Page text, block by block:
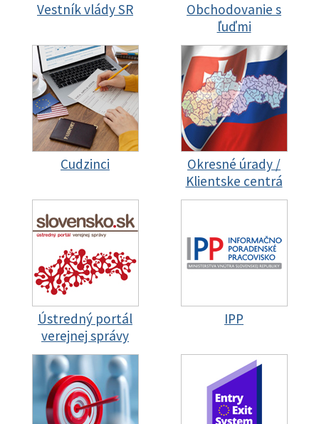
Vestník vlády SR
Obchodovanie s
ľuďmi
Cudzinci
Okresné úrady /
Klientske centrá
Ústredný portál
verejnej správy
IPP